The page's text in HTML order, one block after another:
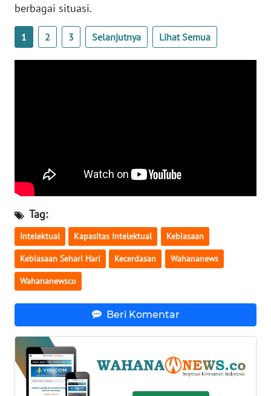
berbagai situasi.
1 2 3 Selanjutnya Lihat Semua
Tag:
Intelektual Kapasitas Intelektual Kebiasaan
Kebiasaan Sehari Hari Kecerdasan Wahananews
Wahananewsco
Beri Komentar
KEPRI
PAPUA
WN
SERAMBI
WN
JAMBI
WN
SULTRA
WN
SULTENG